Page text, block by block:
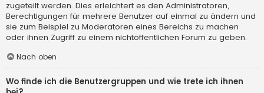
zugeteilt werden. Dies erleichtert es den Administratoren,
Berechtigungen für mehrere Benutzer auf einmal zu ändern und
sie zum Beispiel zu Moderatoren eines Bereichs zu machen
oder ihnen Zugriff zu einem nichtöffentlichen Forum zu geben.
Nach oben
Wo finde ich die Benutzergruppen und wie trete ich ihnen